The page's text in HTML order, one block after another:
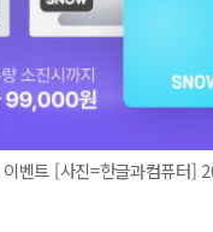
이벤트 [사진=한글과컴퓨